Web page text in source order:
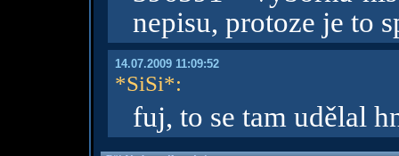
nepisu, protoze je to
14.07.2009 11:09:52
*SiSi*:
fuj, to se tam udělal